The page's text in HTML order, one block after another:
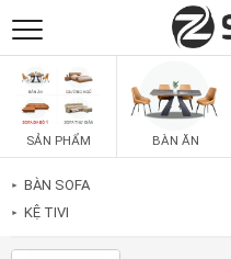
SẢN PHẨM
SOFAS
PHÒNG ĂN
SẢN PHẨM BÀN ĂN
► BÀN SOFA
► KỆ TIVI